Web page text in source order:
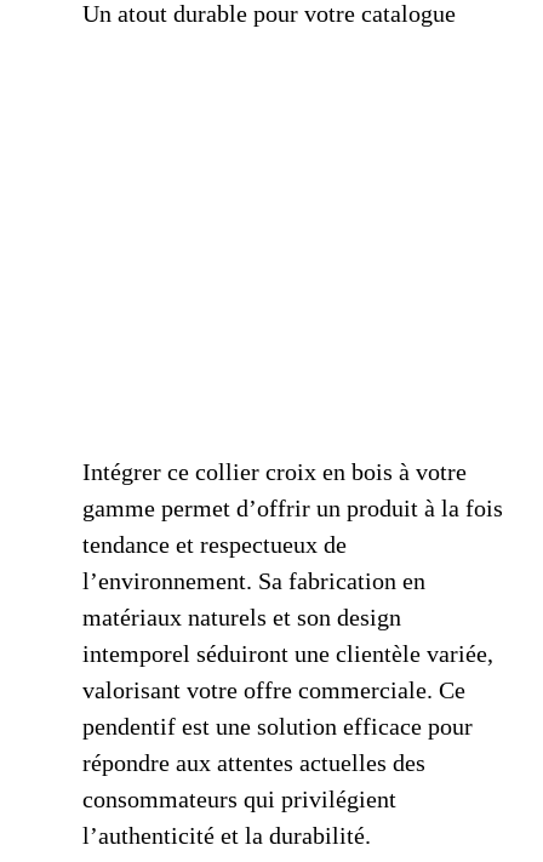
Un atout durable pour votre catalogue
Intégrer ce collier croix en bois à votre
gamme permet d’offrir un produit à la fois
tendance et respectueux de
l’environnement. Sa fabrication en
matériaux naturels et son design
intemporel séduiront une clientèle variée,
valorisant votre offre commerciale. Ce
pendentif est une solution efficace pour
répondre aux attentes actuelles des
consommateurs qui privilégient
l’authenticité et la durabilité.